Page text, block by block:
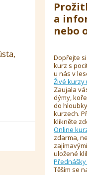
a
nebo
Dopřejte
kurz s
u nás v
Živé kurzy
Zaujala
dýmy,
do
kurzech.
klikněte
Online
zdarma,
uložené
Těším se